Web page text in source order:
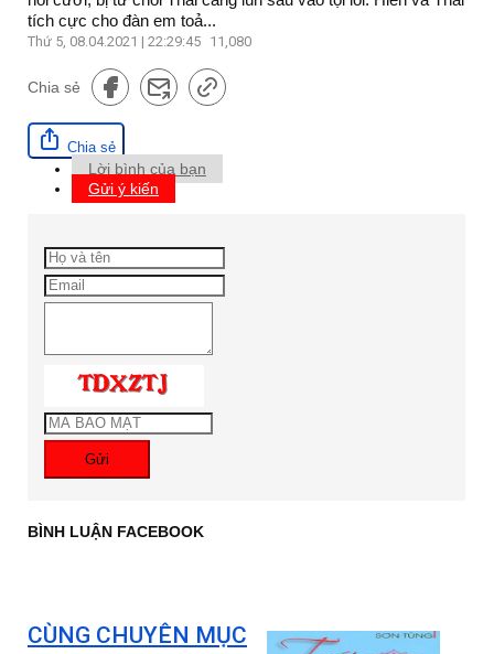
tích cực cho đàn em toả...
Thứ 5, 08.04.2021 | 22:29:45 11,080
Chia sẻ
Chia sẻ
Lời bình của bạn
Gửi ý kiến
Gửi
BÌNH LUẬN FACEBOOK
CÙNG CHUYÊN MỤC